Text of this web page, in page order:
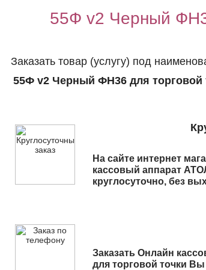
55Ф v2 Черный
Заказать товар (услугу) под
55Ф v2 Черный ФН36 для торговой
На сайте интернет
кассовый аппарат
круглосуточно, без
Заказать Онлайн
для торговой точки Вы